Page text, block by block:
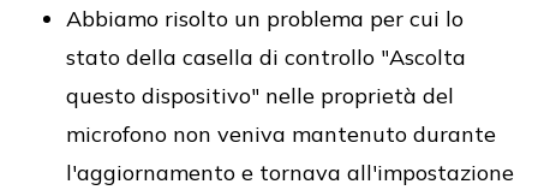
Abbiamo risolto un problema per cui lo
stato della casella di controllo "Ascolta
questo dispositivo" nelle proprietà del
microfono non veniva mantenuto durante
l'aggiornamento e tornava all'impostazione